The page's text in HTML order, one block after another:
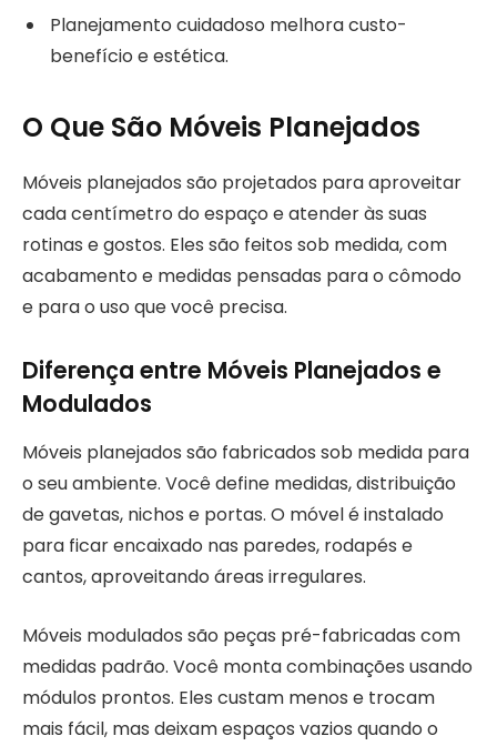
Planejamento cuidadoso melhora custo-
benefício e estética.
O Que São Móveis Planejados
Móveis planejados são projetados para aproveitar
cada centímetro do espaço e atender às suas
rotinas e gostos. Eles são feitos sob medida, com
acabamento e medidas pensadas para o cômodo
e para o uso que você precisa.
Diferença entre Móveis Planejados e
Modulados
Móveis planejados são fabricados sob medida para
o seu ambiente. Você define medidas, distribuição
de gavetas, nichos e portas. O móvel é instalado
para ficar encaixado nas paredes, rodapés e
cantos, aproveitando áreas irregulares.
Móveis modulados são peças pré-fabricadas com
medidas padrão. Você monta combinações usando
módulos prontos. Eles custam menos e trocam
mais fácil, mas deixam espaços vazios quando o